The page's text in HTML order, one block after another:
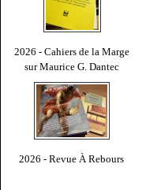
2026 - Cahiers de la Marge
sur Maurice G. Dantec
2026 - Revue À Rebours